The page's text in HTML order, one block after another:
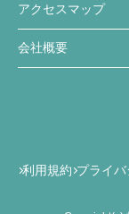
アクセスマップ
会社概要
利用規約 プライ